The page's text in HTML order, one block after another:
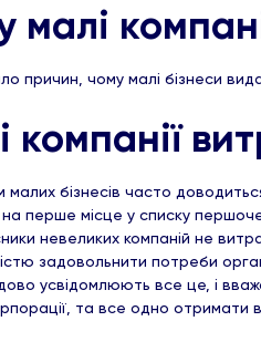
малі
причин, чому малі бізнеси
компанії
малих бізнесів часто
на перше місце у списку
невеликих компаній не
задовольнити потреби
усвідомлюють все це, і
та все одно отримати